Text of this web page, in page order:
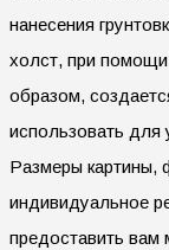
нанесения
холст, при помощи
образом,
использовать для
Размеры картины,
индивидуальное
предоставить вам